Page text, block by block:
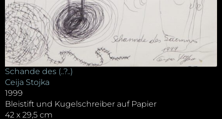
Schande des (..?..)
Ceija Stojka
1999
Bleistift und Kugelschreiber auf Papier
42 x 29,5 cm